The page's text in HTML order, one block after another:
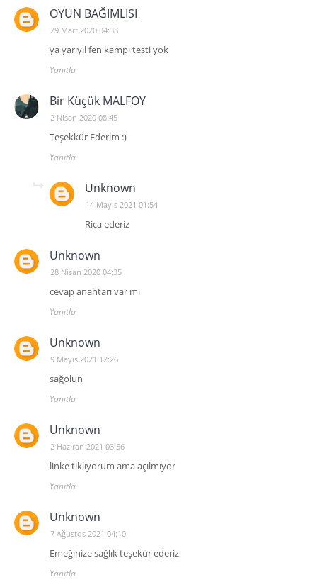
OYUN BAĞIMLISI
29 Mart 2020 04:38
ya yarıyıl fen kampı testi yok
Yanıtla
Bir Küçük MALFOY
2 Nisan 2020 08:45
Teşekkür Ederim :)
Yanıtla
Unknown
14 Mayıs 2021 01:54
Rica ederiz
Unknown
28 Nisan 2020 04:35
cevap anahtarı var mı
Yanıtla
Unknown
9 Mayıs 2021 12:26
sağolun
Yanıtla
Unknown
2 Haziran 2021 03:56
linke tıklıyorum ama açılmıyor
Yanıtla
Unknown
7 Ağustos 2021 04:10
Emeğinize sağlık teşekür ederiz
Yanıtla